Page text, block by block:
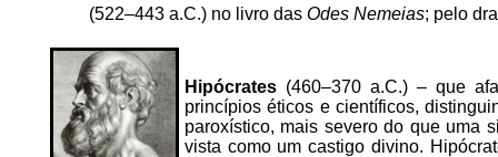
(522–443 a.C.) no livro das Odes Nemeias; pelo
Hipócrates (460–370 a.C.) – que
princípios éticos e científicos,
paroxístico, mais severo do que uma
vista como um castigo divino.